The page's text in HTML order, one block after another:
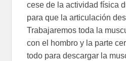
cese de la actividad física
para que la articulación
Trabajaremos toda la
con el hombro y la parte
todo para descargar la